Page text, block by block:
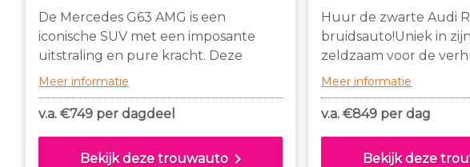
De Mercedes G63 AMG is een
iconische SUV met een imposante
uitstraling en pure kracht. Deze
stoere terreinwagen combineert luxe
wijze. Onder de motorkap schuilt een
maar liefst 571 pk, waardoor hij in
Meer informatie
v.a. €749 per dagdeel
Bekijk deze trouwautochevron_right
Huur de zwarte Audi
bruidsauto!Uniek in
zeldzaam voor de
stoelverwarming,
is afgestemd op ieder
mensen.
Meer informatie
v.a. €849 per dag
Bekijk deze